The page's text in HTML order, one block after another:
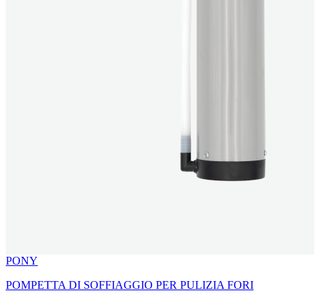
PONY
POMPETTA DI SOFFIAGGIO PER PULIZIA FORI